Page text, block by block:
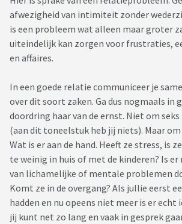
afwezigheid van intimiteit zonder
is een probleem wat alleen maar groter
uiteindelijk kan zorgen voor frustraties,
en affaires.
In een goede relatie communiceer je
over dit soort zaken. Ga dus nogmaals in
doordring haar van de ernst. Niet om
(aan dit toneelstuk heb jij niets). Maar
Wat is er aan de hand. Heeft ze stress, is
te weinig in huis of met de kinderen? Is er
van lichamelijke of mentale problemen
Komt ze in de overgang? Als jullie eerst
hadden en nu opeens niet meer is er echt
jij kunt net zo lang en vaak in gesprek